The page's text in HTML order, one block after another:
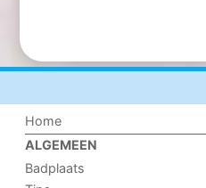
Home
ALGEMEEN
Badplaats